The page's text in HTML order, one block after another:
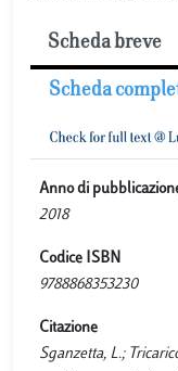
Scheda breve
Scheda
Anno di
2018
Codice ISBN
9788868353230
Citazione
Sganzetta, L.;